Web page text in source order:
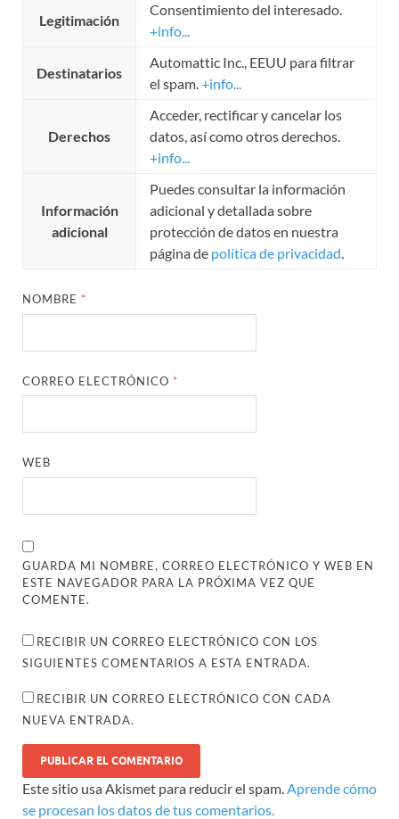
Legitimación
Consentimiento del interesado.
+info...
Destinatarios
Automattic Inc., EEUU para filtrar
el spam.+info...
Derechos
Acceder, rectificar y cancelar los
datos, así como otros derechos.
+info...
Información
adicional
Puedes consultar la información
adicional y detallada sobre
protección de datos en nuestra
página de política de privacidad.
NOMBRE *
CORREO ELECTRÓNICO *
WEB
GUARDA MI NOMBRE, CORREO ELECTRÓNICO Y WEB EN
ESTE NAVEGADOR PARA LA PRÓXIMA VEZ QUE
COMENTE.
RECIBIR UN CORREO ELECTRÓNICO CON LOS
SIGUIENTES COMENTARIOS A ESTA ENTRADA.
RECIBIR UN CORREO ELECTRÓNICO CON CADA
NUEVA ENTRADA.
Este sitio usa Akismet para reducir el spam. Aprende cómo
se procesan los datos de tus comentarios.